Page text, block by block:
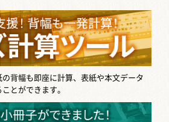
背幅も即座に計算、表紙や本文データ
とができます。